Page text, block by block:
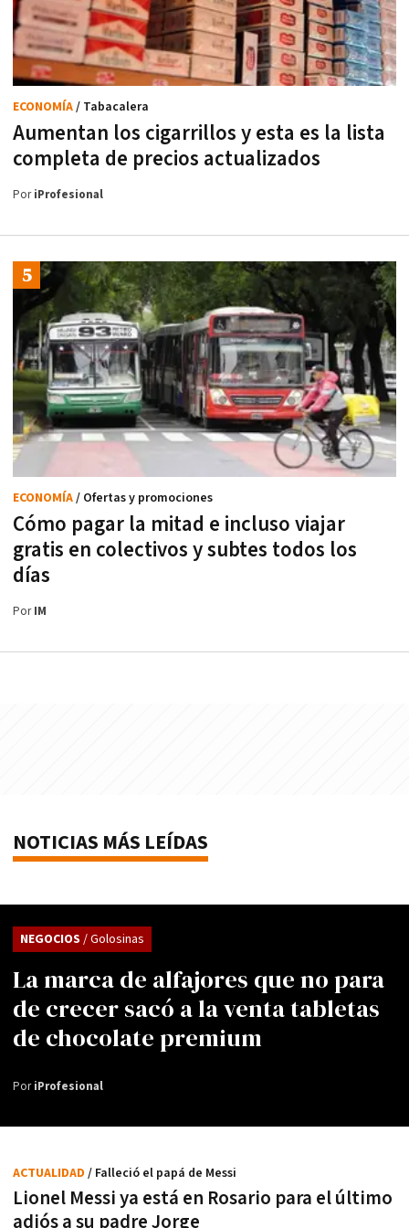
Aumentan los cigarrillos y esta es la lista
completa de precios actualizados
ECONOMÍA/ Tabacalera
PoriProfesional
Cómo pagar la mitad e incluso viajar
gratis en colectivos y subtes todos los
días
ECONOMÍA/ Ofertas y promociones
PorIM
NOTICIAS MÁS LEÍDAS
La marca de alfajores que no para
de crecer sacó a la venta tabletas
de chocolate premium
NEGOCIOS / Golosinas
PoriProfesional
Lionel Messi ya está en Rosario para el último
adiós a su padre Jorge
ACTUALIDAD / Falleció el papá de Messi